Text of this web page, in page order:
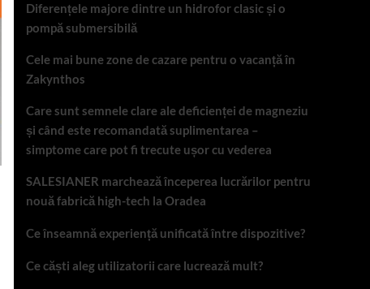
Diferențele majore dintre un hidrofor clasic și o
pompă submersibilă
Cele mai bune zone de cazare pentru o vacanță în
Zakynthos
Care sunt semnele clare ale deficienței de magneziu
și când este recomandată suplimentarea –
simptome care pot fi trecute ușor cu vederea
SALESIANER marchează începerea lucrărilor pentru
nouă fabrică high-tech la Oradea
Ce înseamnă experiență unificată între dispozitive?
Ce căști aleg utilizatorii care lucrează mult?